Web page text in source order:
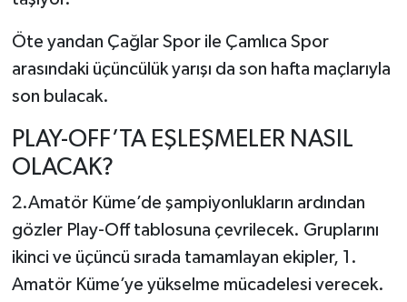
Öte yandan Çağlar Spor ile Çamlıca Spor
arasındaki üçüncülük yarışı da son hafta maçlarıyla
son bulacak.
PLAY-OFF’TA EŞLEŞMELER NASIL
OLACAK?
2.Amatör Küme’de şampiyonlukların ardından
gözler Play-Off tablosuna çevrilecek. Gruplarını
ikinci ve üçüncü sırada tamamlayan ekipler, 1.
Amatör Küme’ye yükselme mücadelesi verecek.